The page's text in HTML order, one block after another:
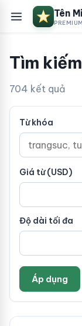
Tên
Tìm
704 kết quả
Từ khóa
Giá từ (USD)
Độ dài tối đa
Áp dụng